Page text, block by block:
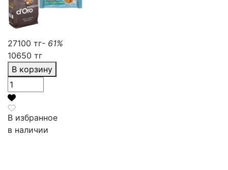
27100 тг- 61%
10650 тг
В корзину
В избранное
в наличии